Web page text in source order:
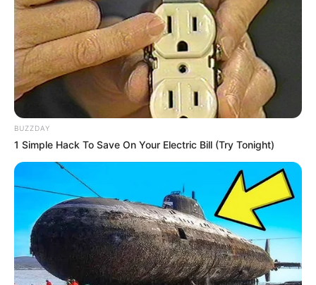
Zdj. Netflix
BUZZDAY
1 Simple Hack To Save On Your Electric Bill (Try Tonight)